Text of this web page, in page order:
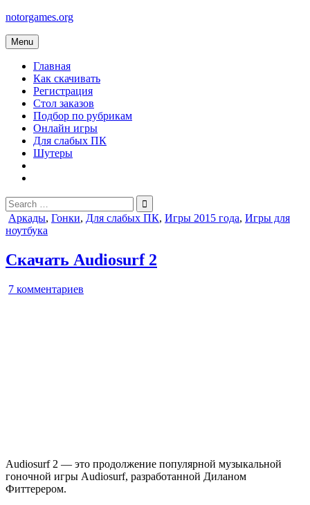
Skip
content
notorgames.org
Menu
Главная
Как скачивать
Регистрация
Стол заказов
Подбор по рубрикам
Онлайн игры
Для слабых ПК
Шутеры
Search
for:
Posted
in
Аркады, Гонки, Для слабых ПК, Игры 2015 года, Игры для
ноутбука
Скачать Audiosurf 2
7 комментариев
Audiosurf 2 — это продолжение популярной музыкальной
гоночной игры Audiosurf, разработанной Диланом
Фиттерером.